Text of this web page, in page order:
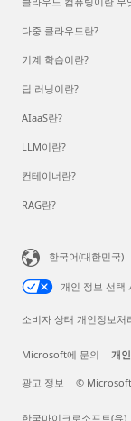
다중 클라우드란?
기계 학습이란?
딥 러닝이란?
AIaaS란?
LLM이란?
컨테이너란?
RAG란?
한국어(대한민국)
개인 정보 선택
소비자 상태 개인정보처
Microsoft에 문의 개
광고 정보 ©
한국마이크로소프트(유)